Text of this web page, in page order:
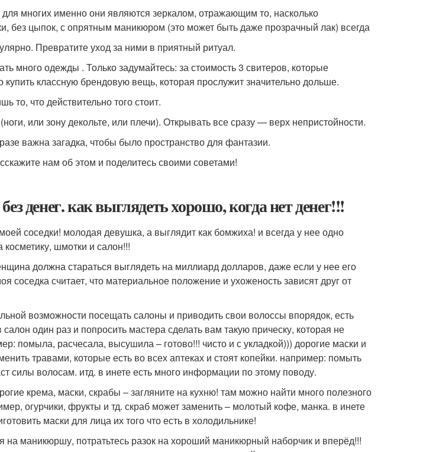
для многих именно они являются зеркалом, отражающим то, насколько
без цыпок, с опрятным маникюром (это может быть даже прозрачный лак) всегда
Превратите уход за ними в приятный ритуал.
много одежды . Только задумайтесь: за стоимость 3 свитеров, которые
классную брендовую вещь, которая прослужит значительно дольше.
то, что действительно того стоит.
или зону декольте, или плечи). Открывать все сразу — верх непристойности.
важна загадка, чтобы было пространство для фантазии.
нам об этом и поделитесь своими советами!
денег. как выглядеть хорошо, когда нет денег!!!
соседки! молодая девушка, а выглядит как бомжиха! и всегда у нее одно
шмотки и салон!!!
должна стараться выглядеть на миллиард долларов, даже если у нее его
соседка считает, что материальное положение и ухоженость зависят друг от
возможности посещать салоны и приводить свои волоссы впорядок, есть
один раз и попросить мастера сделать вам такую прическу, которая не
помыла, расчесала, высушила – готово!!! чисто и с укладкой))) дорогие маски и
травами, которые есть во всех аптеках и стоят копейки. например: помыть
силы волосам. итд. в инете есть много информации по этому поводу.
крема, маски, скрабы – загляните на кухню! там можно найти много полезного
огурчики, фрукты и тд. скраб может заменить – молотый кофе, манка. в инете
маски для лица их того что есть в холодильнике!
на маникюршу, потратьтесь разок на хороший маникюрный наборчик и вперёд!!!